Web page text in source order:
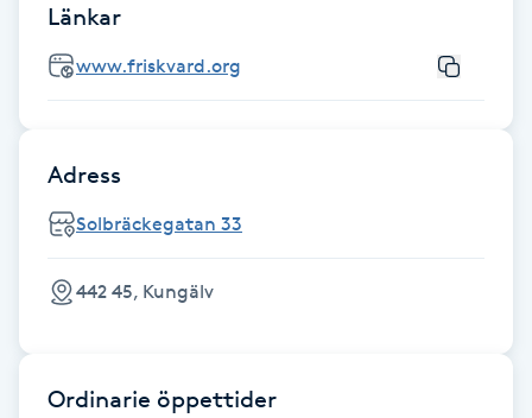
Fransk manikyr
Fransrengöring
Frekvensterapi
Friskvård
Länkar
www.friskvard.org
Adress
Solbräckegatan 33
442 45, Kungälv
Ordinarie öppettider